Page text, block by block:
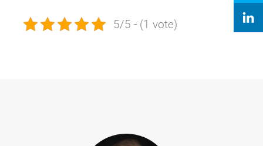
5/5 - (1 vote)